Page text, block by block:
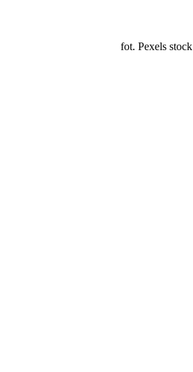
fot. Pexels stock